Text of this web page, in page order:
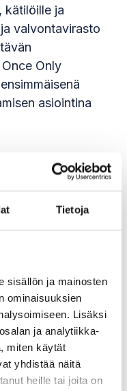
Tietoja
sisällön ja mainosten
ominaisuuksien
Lisäksi
ja analytiikka-
miten käytät
yhdistää näitä
heille tai joita on
kätilöille ja
valvontavirasto
Only
asiointina
asetus, Single
valvomisen
järjestelmän
vastaavat